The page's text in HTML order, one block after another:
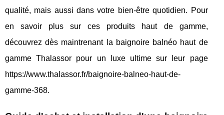
qualité, mais aussi dans votre bien-être quotidien. Pour
en savoir plus sur ces produits haut de gamme,
découvrez dès maintrenant la baignoire balnéo haut de
gamme Thalassor pour un luxe ultime sur leur page
https://www.thalassor.fr/baignoire-balneo-haut-de-
gamme-368.